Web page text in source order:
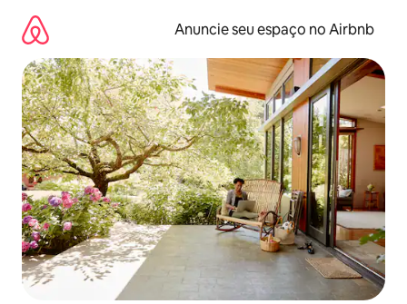
para
conteúdo
Anuncie seu espaço no Airbnb